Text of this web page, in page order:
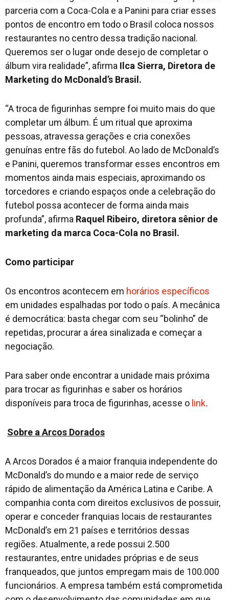
parceria com a Coca-Cola e a Panini para criar esses
pontos de encontro em todo o Brasil coloca nossos
restaurantes no centro dessa tradição nacional.
Queremos ser o lugar onde desejo de completar o
álbum vira realidade”, afirma Ilca Sierra, Diretora de
Marketing do McDonald’s Brasil.
“A troca de figurinhas sempre foi muito mais do que
completar um álbum. É um ritual que aproxima
pessoas, atravessa gerações e cria conexões
genuínas entre fãs do futebol. Ao lado de McDonald’s
e Panini, queremos transformar esses encontros em
momentos ainda mais especiais, aproximando os
torcedores e criando espaços onde a celebração do
futebol possa acontecer de forma ainda mais
profunda”, afirma Raquel Ribeiro, diretora sênior de
marketing da marca Coca-Cola no Brasil.
Como participar
Os encontros acontecem em horários específicos
em unidades espalhadas por todo o país. A mecânica
é democrática: basta chegar com seu “bolinho” de
repetidas, procurar a área sinalizada e começar a
negociação.
Para saber onde encontrar a unidade mais próxima
para trocar as figurinhas e saber os horários
disponíveis para troca de figurinhas, acesse o link.
Sobre a Arcos Dorados
A Arcos Dorados é a maior franquia independente do
McDonald’s do mundo e a maior rede de serviço
rápido de alimentação da América Latina e Caribe. A
companhia conta com direitos exclusivos de possuir,
operar e conceder franquias locais de restaurantes
McDonald’s em 21 países e territórios dessas
regiões. Atualmente, a rede possui 2.500
restaurantes, entre unidades próprias e de seus
franqueados, que juntos empregam mais de 100.000
funcionários. A empresa também está comprometida